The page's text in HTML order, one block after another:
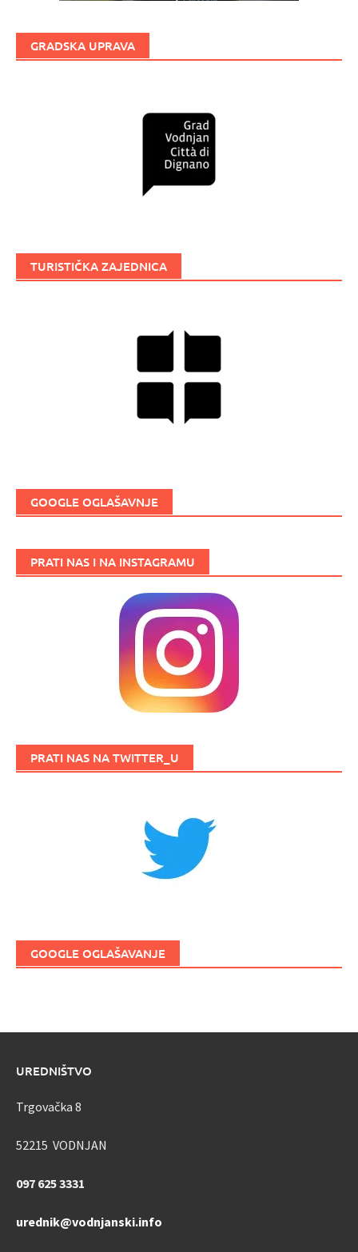
GRADSKA UPRAVA
TURISTIČKA ZAJEDNICA
GOOGLE OGLAŠAVNJE
PRATI NAS I NA INSTAGRAMU
PRATI NAS NA TWITTER_U
GOOGLE OGLAŠAVANJE
UREDNIŠTVO
Trgovačka 8
52215 VODNJAN
097 625 3331
urednik@vodnjanski.info